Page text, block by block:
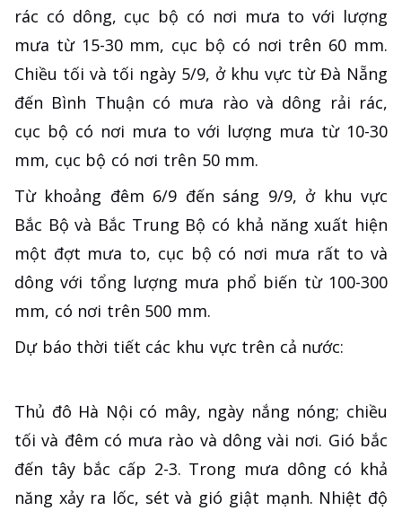
rác có dông, cục bộ có nơi mưa to với lượng
mưa từ 15-30 mm, cục bộ có nơi trên 60 mm.
Chiều tối và tối ngày 5/9, ở khu vực từ Đà Nẵng
đến Bình Thuận có mưa rào và dông rải rác,
cục bộ có nơi mưa to với lượng mưa từ 10-30
mm, cục bộ có nơi trên 50 mm.
Từ khoảng đêm 6/9 đến sáng 9/9, ở khu vực
Bắc Bộ và Bắc Trung Bộ có khả năng xuất hiện
một đợt mưa to, cục bộ có nơi mưa rất to và
dông với tổng lượng mưa phổ biến từ 100-300
mm, có nơi trên 500 mm.
Dự báo thời tiết các khu vực trên cả nước:
Thủ đô Hà Nội có mây, ngày nắng nóng; chiều
tối và đêm có mưa rào và dông vài nơi. Gió bắc
đến tây bắc cấp 2-3. Trong mưa dông có khả
năng xảy ra lốc, sét và gió giật mạnh. Nhiệt độ